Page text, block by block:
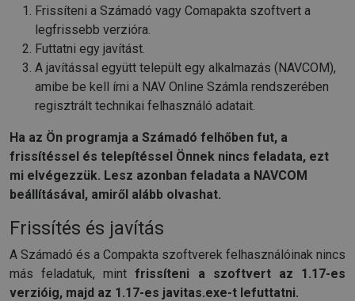
Frissíteni a Számadó vagy Comapakta szoftvert a
legfrissebb verzióra.
Futtatni egy javítást.
A javítással együtt települt egy alkalmazás (NAVCOM),
amibe be kell írni a NAV Online Számla rendszerében
regisztrált technikai felhasználó adatait.
Ha az Ön programja a Számadó felhőben fut, a
frissítéssel és telepítéssel Önnek nincs feladata, ezt
mi elvégezzük. Lesz azonban feladata a NAVCOM
beállításával, amiről alább olvashat.
Frissítés és javítás
A Számadó és a Compakta szoftverek felhasználóinak nincs
más feladatuk, mintfrissíteni a szoftvert az 1.17-es
verzióig, majd az 1.17-es javitas.exe-t lefuttatni.